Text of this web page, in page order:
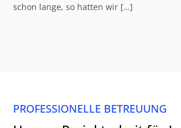
schon lange, so hatten wir […]
PROFESSIONELLE BETREUUNG